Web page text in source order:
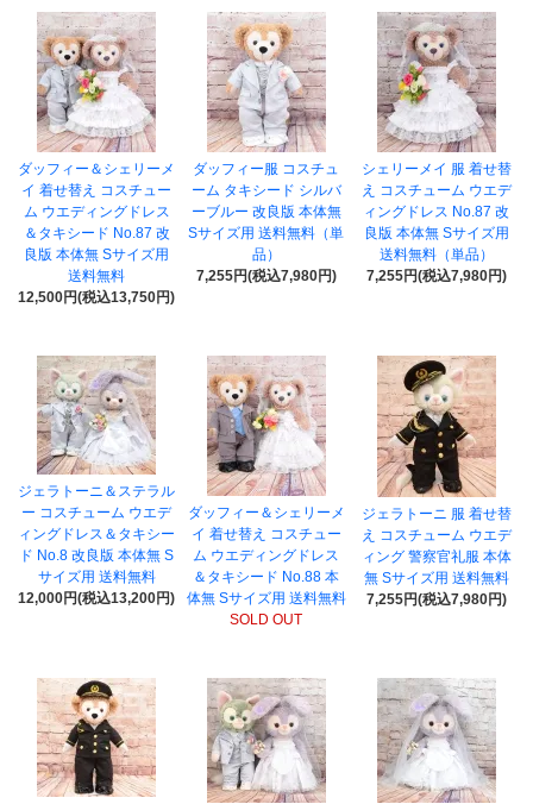
ダッフィー＆シェリーメ
イ 着せ替え コスチュー
ム ウエディングドレス
＆タキシード No.87 改
良版 本体無 Sサイズ用
送料無料
12,500円(税込13,750円)
ダッフィー服 コスチュ
ーム タキシード シルバ
ーブルー 改良版 本体無
Sサイズ用 送料無料（単
品）
7,255円(税込7,980円)
シェリーメイ 服 着せ替
え コスチューム ウエデ
ィングドレス No.87 改
良版 本体無 Sサイズ用
送料無料（単品）
7,255円(税込7,980円)
ジェラトーニ＆ステラル
ー コスチューム ウエデ
ィングドレス＆タキシー
ド No.8 改良版 本体無 S
サイズ用 送料無料
12,000円(税込13,200円)
ダッフィー＆シェリーメ
イ 着せ替え コスチュー
ム ウエディングドレス
＆タキシード No.88 本
体無 Sサイズ用 送料無料
SOLD OUT
ジェラトーニ 服 着せ替
え コスチューム ウエデ
ィング 警察官礼服 本体
無 Sサイズ用 送料無料
7,255円(税込7,980円)